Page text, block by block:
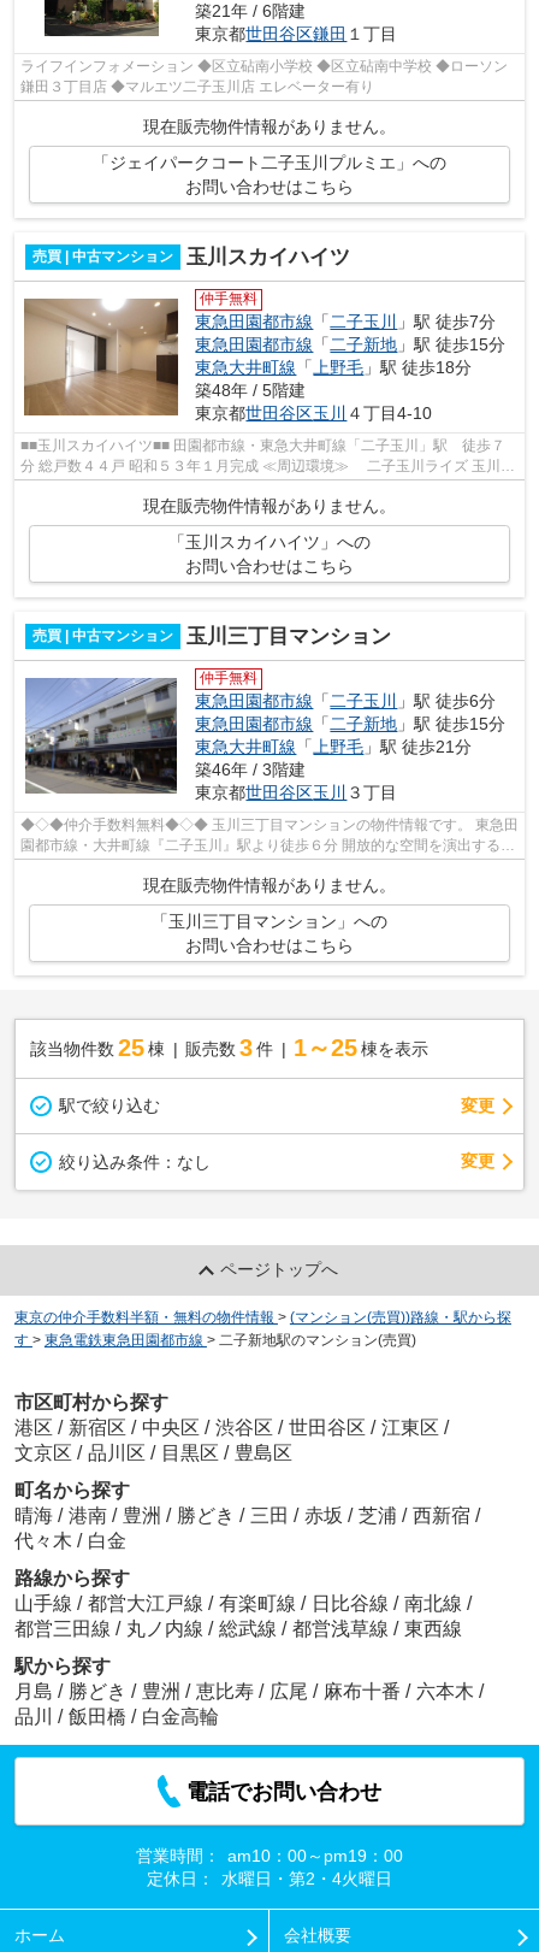
築21年 / 6階建
東京都世田谷区鎌田 １丁目
ライフインフォメーション ◆区立砧南小学校 ◆区立砧南中学校 ◆ローソン
鎌田３丁目店 ◆マルエツ二子玉川店 エレベーター有り
現在販売物件情報がありません。
「ジェイパークコート二子玉川プルミエ」への
お問い合わせはこちら
売買 | 中古マンション 玉川スカイハイツ
仲手無料
東急田園都市線 「 二子玉川
」駅 徒歩7分
東急田園都市線 「 二子新地 」駅 徒歩15分
東急大井町線 「 上野毛 」駅 徒歩18分
築48年 / 5階建
東京都世田谷区玉川 ４丁目4-10
■■玉川スカイハイツ■■ 田園都市線・東急大井町線「二子玉川」駅 徒歩７
分 総戸数４４戸 昭和５３年１月完成 ≪周辺環境≫ 二子玉川ライズ 玉川高
現在販売物件情報がありません。
「玉川スカイハイツ」への
お問い合わせはこちら
売買 | 中古マンション 玉川三丁目マンション
仲手無料
東急田園都市線 「 二子玉川
」駅 徒歩6分
東急田園都市線 「 二子新地 」駅 徒歩15分
東急大井町線 「 上野毛 」駅 徒歩21分
築46年 / 3階建
東京都世田谷区玉川 ３丁目
◆◇◆仲介手数料無料◆◇◆ 玉川三丁目マンションの物件情報です。 東急田
園都市線・大井町線『二子玉川』駅より徒歩６分 開放的な空間を演出するメ
ゾネットタイプ リノレイズならすぐ...
現在販売物件情報がありません。
「玉川三丁目マンション」への
お問い合わせはこちら
該当物件数 25棟 販売数 3 件 1～25 棟を表示
駅で絞り込む 変更
絞り込み条件： なし 変更
ページトップへ
東京の仲介手数料半額・無料の物件情報 > (マンション(売買))路線・駅から探
す > 東急電鉄東急田園都市線 > 二子新地駅のマンション(売買)
市区町村から探す
港区 / 新宿区 / 中央区 / 渋谷区 / 世田谷区 / 江東区 /
文京区 / 品川区 / 目黒区 / 豊島区
町名から探す
晴海 / 港南 / 豊洲 / 勝どき / 三田 / 赤坂 / 芝浦 / 西新宿 /
代々木 / 白金
路線から探す
山手線 / 都営大江戸線 / 有楽町線 / 日比谷線 / 南北線 /
都営三田線 / 丸ノ内線 / 総武線 / 都営浅草線 / 東西線
駅から探す
月島 / 勝どき / 豊洲 / 恵比寿 / 広尾 / 麻布十番 / 六本木 /
品川
/ 飯田橋 / 白金高輪
電話でお問い合わせ
営業時間：
am10：00～pm19：00
定休日：
水曜日・第2・4火曜日
ホーム 会社概要